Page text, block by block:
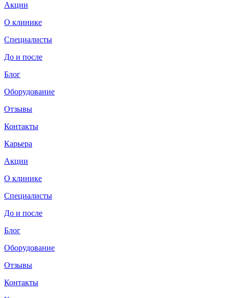
Акции
О клинике
Специалисты
До и после
Блог
Оборудование
Отзывы
Контакты
Карьера
Акции
О клинике
Специалисты
До и после
Блог
Оборудование
Отзывы
Контакты